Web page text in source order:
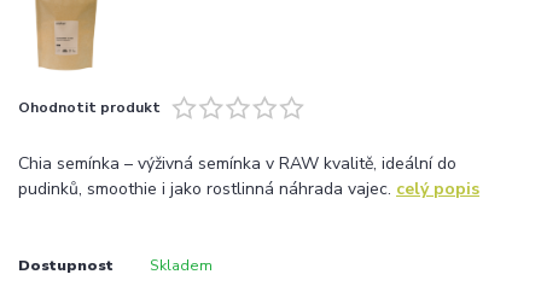
Ohodnotit produkt
Chia semínka – výživná semínka v RAW kvalitě, ideální do
pudinků, smoothie i jako rostlinná náhrada vajec. celý popis
Dostupnost Skladem